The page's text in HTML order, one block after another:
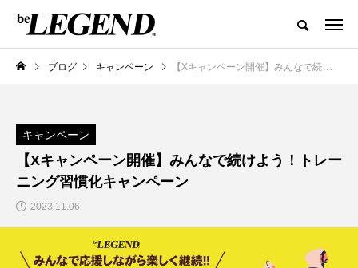
ブログ キャンペーン 【Xキャンペーン開催】みんなで続けよう！トレーニング習慣化キャンペーン
キャンペーン
【Xキャンペーン開催】みんなで続けよう！トレー
ニング習慣化キャンペーン
2023.11.06